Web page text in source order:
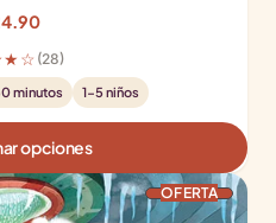
(28)
minutos 1-5 niños
opciones
OFERTAPRODUCTO EN OFERTA